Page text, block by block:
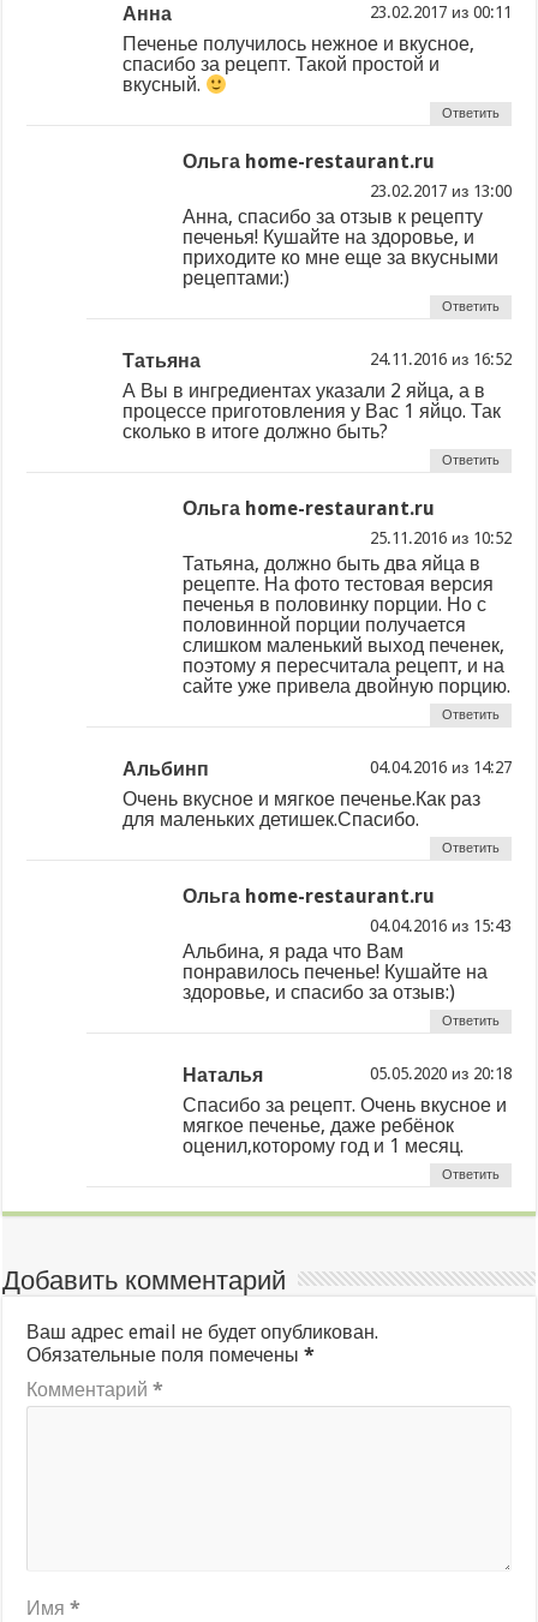
Анна из
Печенье получилось нежное и вкусное,
спасибо за рецепт. Такой простой и
вкусный.
Ответить
Ольга home-restaurant.ru
из
Анна, спасибо за отзыв к рецепту
печенья! Кушайте на здоровье, и
приходите ко мне еще за вкусными
рецептами:)
Ответить
Татьяна из
А Вы в ингредиентах указали 2 яйца, а в
процессе приготовления у Вас 1 яйцо. Так
сколько в итоге должно быть?
Ответить
Ольга home-restaurant.ru
из
Татьяна, должно быть два яйца в
рецепте. На фото тестовая версия
печенья в половинку порции. Но с
половинной порции получается
слишком маленький выход печенек,
поэтому я пересчитала рецепт, и на
сайте уже привела двойную порцию.
Ответить
Альбинп из
Очень вкусное и мягкое печенье.Как раз
для маленьких детишек.Спасибо.
Ответить
Ольга home-restaurant.ru
из
Альбина, я рада что Вам
понравилось печенье! Кушайте на
здоровье, и спасибо за отзыв:)
Ответить
Наталья из
Спасибо за рецепт. Очень вкусное и
мягкое печенье, даже ребёнок
оценил,которому год и 1 месяц.
Ответить
Добавить комментарий
Ваш адрес email не будет опубликован.
Обязательные поля помечены*
Комментарий*
Имя*